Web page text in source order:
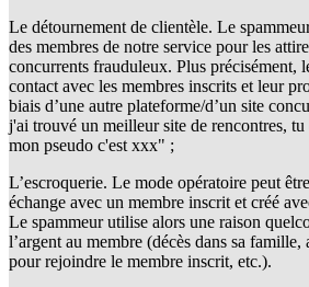
Le détournement de clientèle. Le
des membres de notre service pour les
concurrents frauduleux. Plus précisément,
contact avec les membres inscrits et leur
biais d’une autre plateforme/d’un site
j'ai trouvé un meilleur site de rencontres,
mon pseudo c'est xxx" ;
L’escroquerie. Le mode opératoire peut
échange avec un membre inscrit et créé
Le spammeur utilise alors une raison
l’argent au membre (décès dans sa famille,
pour rejoindre le membre inscrit, etc.).